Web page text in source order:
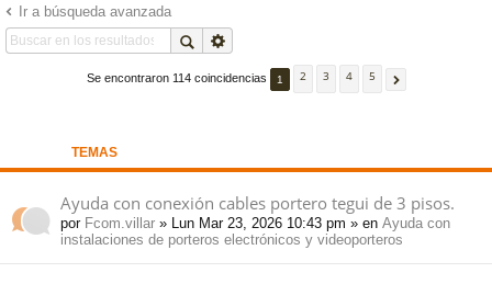
es
s
o
s
a
ri
Ir a búsqueda avanzada
Se encontraron 114 coincidencias 1 2 3 4 5
TEMAS
Ayuda con conexión cables portero tegui de 3 pisos.
por Fcom.villar » Lun Mar 23, 2026 10:43 pm » en Ayuda con
instalaciones de porteros electrónicos y videoporteros